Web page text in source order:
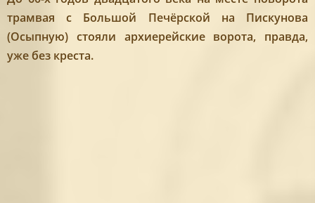
трамвая с Большой Печёрской на Пискунова
(Осыпную) стояли архиерейские ворота, правда,
уже без креста.